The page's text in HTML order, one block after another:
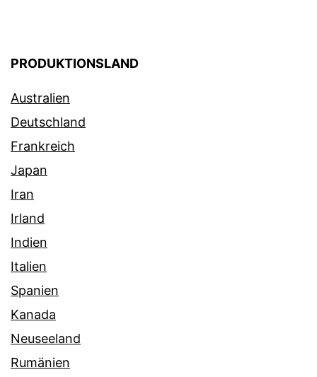
PRODUKTIONSLAND
Australien
Deutschland
Frankreich
Japan
Iran
Irland
Indien
Italien
Spanien
Kanada
Neuseeland
Rumänien